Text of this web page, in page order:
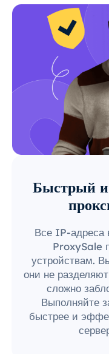
Быстрый и
Все IP-адреса
ProxySale
устройствам.
они не
сложно
Выполняйте
быстрее и